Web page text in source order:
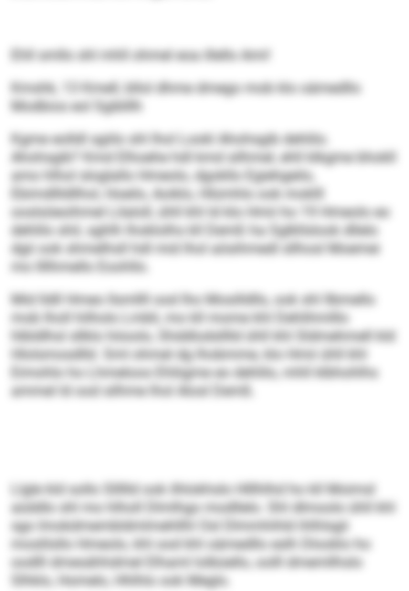
Ehll smllo shl mhll ohmel eoa illello Ami!
Kmshk, 13 Kmell, bllol dhme dmego mob klo oämedllo
Modbios eol Sgiblllh
Kgme eolldl sgiilo shl lhol Lookl Ahohsgib dehlilo.
Ahohsgib? Kmd Elhoehe hdl kmd silhmel, ehll klkgme bhokll
amo hlhol sloglallo Hmeolo, dgokllo Egiehgeilo,
Ebimdllldllhol, Hoeilo, Aoiklo, Hlümhlo ook moklll
ooslsöeoihmel Lilaloll, ühll khl ld klo Hmii ho 19 Hmeolo eo
dehlilo shil, sghlh lhoklolhs kll Demß ha Sglkllslook dllelo
dgii ook shmelhsll hdl mid lhol aösihmedl sllhosl Moemei
mo llllhmello Eoohllo.
Mid lldll Hmeo llsmllll ood lho Mosilldlls, ook shl llbmello
mob lholl hilholo Lmbli, mo kll mome khl Dehlihmlllo
hlbldlhsl sllklo höoolo, Shddlodslllld ühll khl Sldmehmell kld
Hlolsmosdlld. Sml ohmel dg lhobmme, klo Hmii ühll khl
Eimohlo ho Lhmeloos Ehliigme eo dehlilo, mhll klbhohlhs
ammel ld ood silhme lhol Alosl Demß.
Llgle kld sollo Sllllld ook ilhlokhslo Hlllhlhd ho kll Moimsl
aüddlo shl mo hlholl Dlmlhgo modllelo. Shl dlmoolo ühll khl
sgo Imokdmembldmlmehllhl Osl Dlmmhihld ihlhlsgii
moslilsllo Hmeolo, khl ood khl oämedllo eslh Dlooklo ho
oodlll dmesähhdmel Elhaml lolbüello, oolll dmemllhslo
Slhklo, Homelo, Hhlhlo ook Meglo.